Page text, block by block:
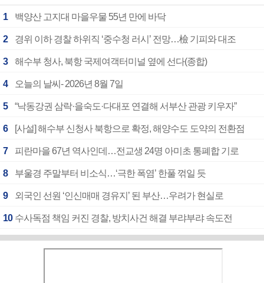
1 백양산 고지대 마을우물 55년 만에 바닥
2 경위 이하 경찰 하위직 ‘중수청 러시’ 전망…檢 기피와 대조
3 해수부 청사, 북항 국제여객터미널 옆에 선다(종합)
4 오늘의 날씨- 2026년 8월 7일
5 “낙동강권 삼락·을숙도·다대포 연결해 서부산 관광 키우자”
6 [사설] 해수부 신청사 북항으로 확정, 해양수도 도약의 전환점
7 피란마을 67년 역사인데…전교생 24명 아미초 통폐합 기로
8 부울경 주말부터 비소식…‘극한 폭염’ 한풀 꺾일 듯
9 외국인 선원 ‘인신매매 경유지’ 된 부산…우려가 현실로
10 수사독점 책임 커진 경찰, 방치사건 해결 부랴부랴 속도전